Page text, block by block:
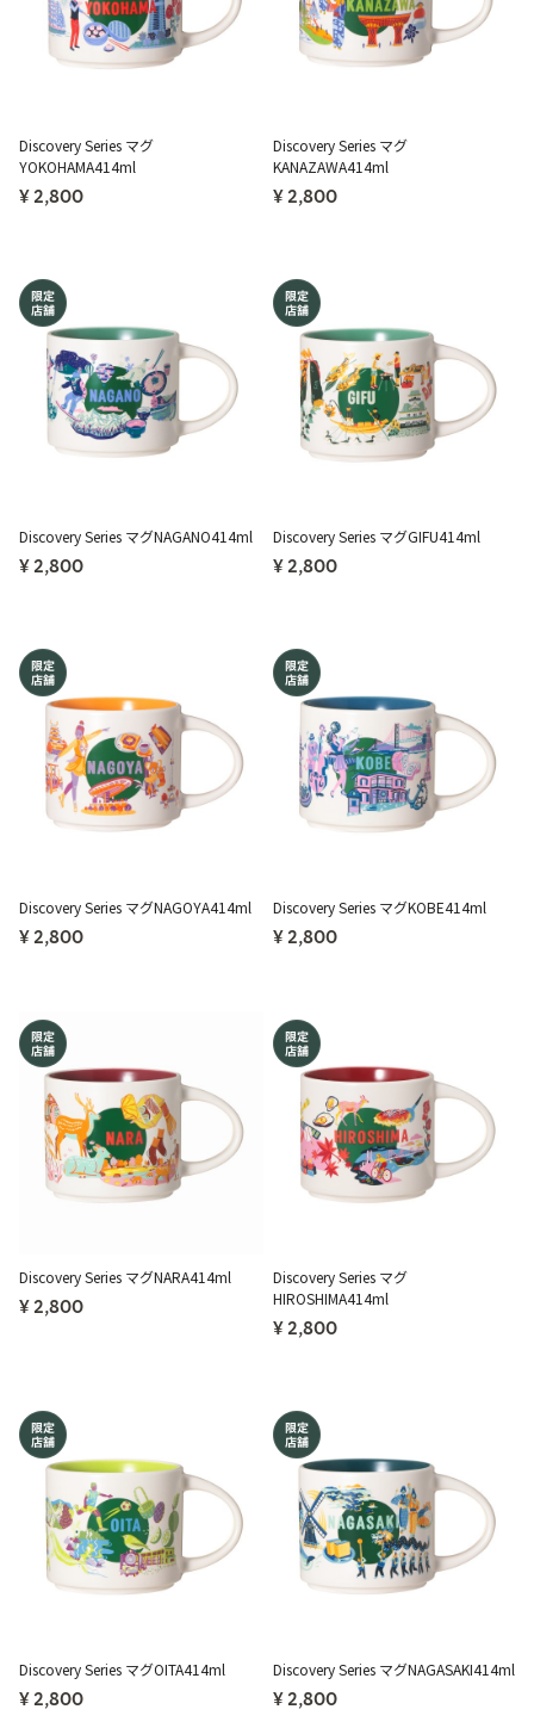
Discovery Series マグ
YOKOHAMA414ml
¥ 2,800
Discovery Series マグ
KANAZAWA414ml
¥ 2,800
Discovery Series マグNAGANO414ml
¥ 2,800
Discovery Series マグGIFU414ml
¥ 2,800
Discovery Series マグNAGOYA414ml
¥ 2,800
Discovery Series マグKOBE414ml
¥ 2,800
Discovery Series マグNARA414ml
¥ 2,800
Discovery Series マグ
HIROSHIMA414ml
¥ 2,800
Discovery Series マグOITA414ml
¥ 2,800
Discovery Series マグNAGASAKI414ml
¥ 2,800